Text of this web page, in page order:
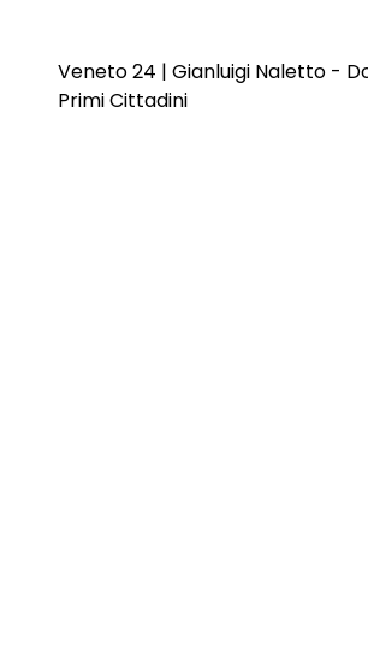
Veneto 24 | Gianluigi Naletto -
Primi Cittadini